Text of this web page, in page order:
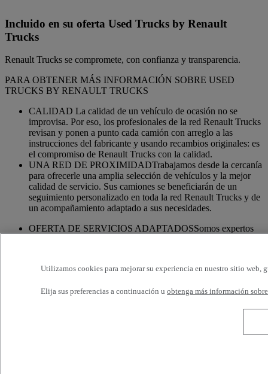
Incluido en su oferta Used Trucks by Renault
Trucks
Renault Trucks se compromete, con confianza y transparencia.
PARA OBTENER MÁS INFORMACIÓN SOBRE USED
TRUCKS BY RENAULT TRUCKS
CALIDAD La calidad de un vehículo de ocasión no se
improvisa. Por eso, los profesionales de la red Renault Trucks
revisan y ponen a punto cada camión con arreglo a las
instrucciones del fabricante y usando recambios originales: es
el compromiso de Renault Trucks con la calidad.
UNA RED DE PROXIMIDADTrabajamos desde la cercanía
para ofrecerle una amplia selección de vehículos y la mejor
calidad de servicio. Sus camiones se beneficiarán de un
seguimiento personalizado en toda la red Renault Trucks y de
un acompañamiento adaptado a sus necesidades.
OFERTA DE SERVICIOS ADAPTADOSSomos expertos
formación en conducción, etc.
Servicios adicionales
Utilizamos cookies para mejorar su experiencia en nuestro sitio web,
Elija sus preferencias a continuación u obtenga más información